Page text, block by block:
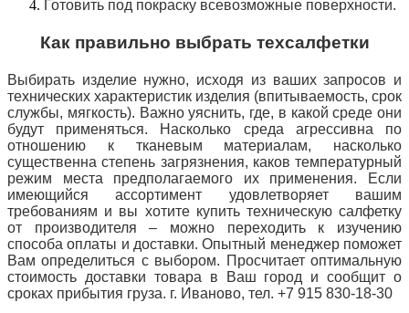
Готовить под покраску всевозможные поверхности.
Как правильно выбрать техсалфетки
Выбирать изделие нужно, исходя из ваших запросов и
технических характеристик изделия (впитываемость, срок
службы, мягкость). Важно уяснить, где, в какой среде они
будут применяться. Насколько среда агрессивна по
отношению к тканевым материалам, насколько
существенна степень загрязнения, каков температурный
режим места предполагаемого их применения. Если
имеющийся ассортимент удовлетворяет вашим
требованиям и вы хотите купить техническую салфетку
от производителя – можно переходить к изучению
способа оплаты и доставки. Опытный менеджер поможет
Вам определиться с выбором. Просчитает оптимальную
стоимость доставки товара в Ваш город и сообщит о
сроках прибытия груза. г. Иваново, тел. +7 915 830-18-30